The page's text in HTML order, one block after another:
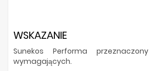
WSKAZANIE
Sunekos Performa
wymagających.